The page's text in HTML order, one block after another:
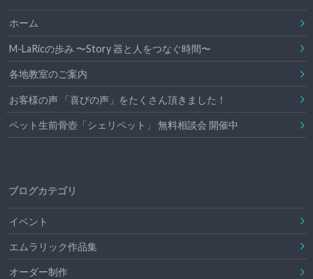
ホーム
M-LaRicの歩み 〜Story 器と人をつなぐ時間〜
各地教室のご案内
お客様の声 「喜びの声」をたくさん頂きました！
ペット生前骨壺「シェリペット」 無料相談会 開催中
ブログカテゴリ
イベント
エムラリック作品集
オーダー制作